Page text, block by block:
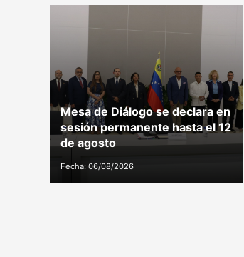
Mesa de Diálogo se declara en
sesión permanente hasta el 12
de agosto
Fecha: 06/08/2026